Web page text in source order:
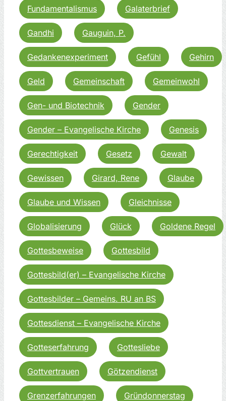
Fundamentalismus Galaterbrief
Gandhi Gauguin, P.
Gedankenexperiment Gefühl Gehirn
Geld Gemeinschaft Gemeinwohl
Gen- und Biotechnik Gender
Gender – Evangelische Kirche Genesis
Gerechtigkeit Gesetz Gewalt
Gewissen Girard, Rene Glaube
Glaube und Wissen Gleichnisse
Globalisierung Glück Goldene Regel
Gottesbeweise Gottesbild
Gottesbild(er) – Evangelische Kirche
Gottesbilder – Gemeins. RU an BS
Gottesdienst – Evangelische Kirche
Gotteserfahrung Gottesliebe
Gottvertrauen Götzendienst
Grenzerfahrungen Gründonnerstag